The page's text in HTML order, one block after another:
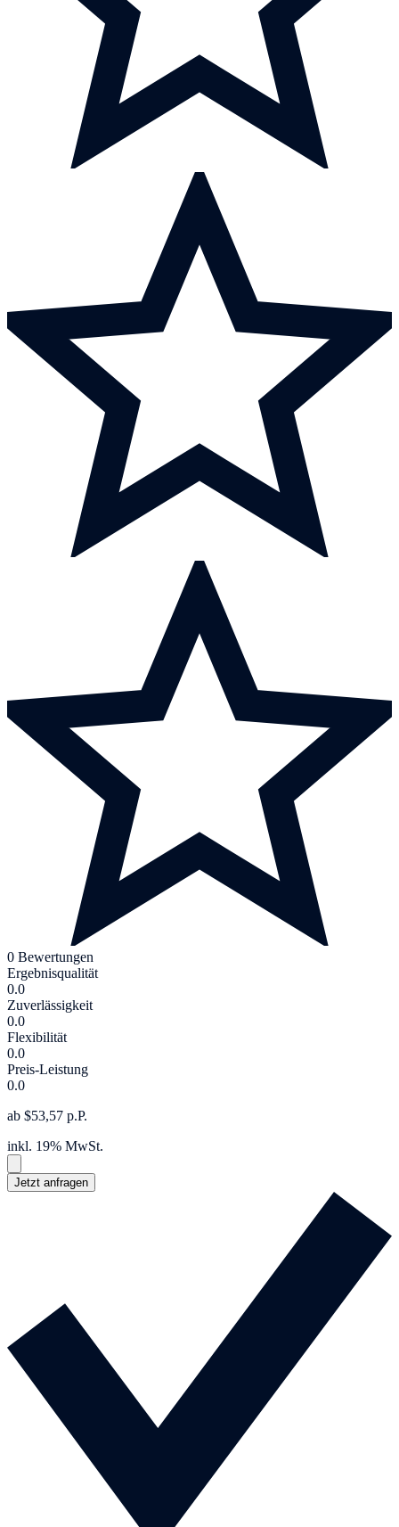
0 Bewertungen
Ergebnisqualität
0.0
Zuverlässigkeit
0.0
Flexibilität
0.0
Preis-Leistung
0.0
ab $53,57 p.P.
inkl. 19% MwSt.
Jetzt anfragen